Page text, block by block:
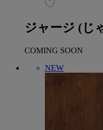
ジャージ (じ
COMING SOON
NEW